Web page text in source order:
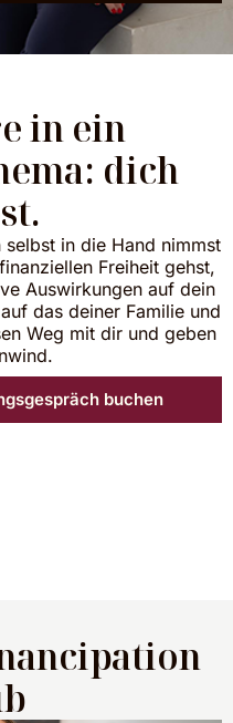
in ein
dich
in die Hand nimmst
Freiheit gehst,
Auswirkungen auf dein
das deiner Familie und
Weg mit dir und geben
buchen